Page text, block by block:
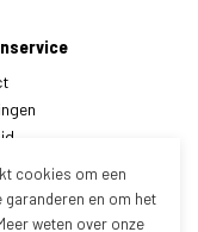
voorwaarden
cookies om een
garanderen en om het
weten over onze